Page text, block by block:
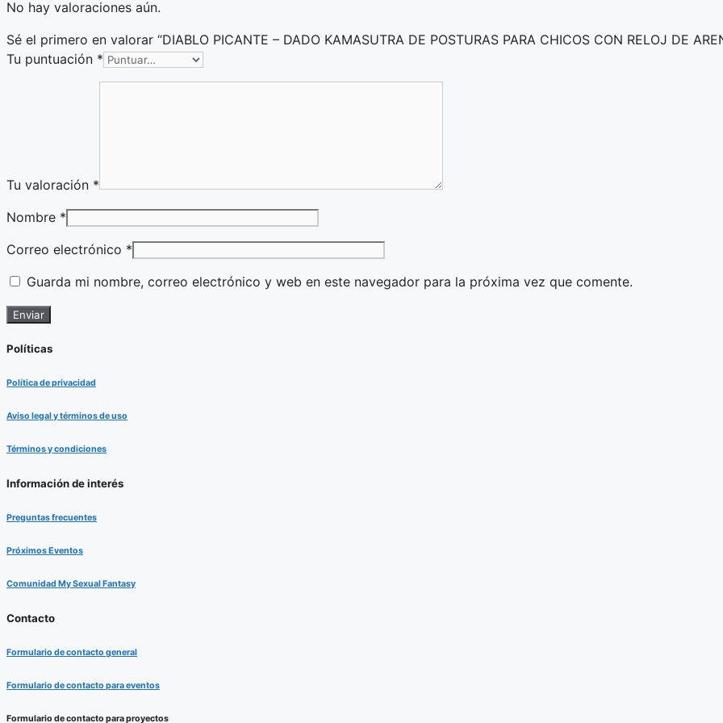
No hay valoraciones aún.
Sé el primero en valorar “DIABLO PICANTE – DADO KAMASUTRA DE POSTURAS PARA CHICOS CON RELOJ DE
Tu puntuación *
Tu valoración *
Nombre *
Correo electrónico *
Guarda mi nombre, correo electrónico y web en este navegador para la próxima vez que comente.
Políticas
Política de privacidad
Aviso legal y términos de uso
Términos y condiciones
Información de interés
Preguntas frecuentes
Próximos Eventos
Comunidad My Sexual Fantasy
Contacto
Formulario de contacto general
Formulario de contacto para eventos
Formulario de contacto para proyectos